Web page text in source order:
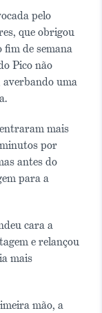
pelo
que obrigou
de semana
Pico não
uma
mais
por
antes do
para a
cara a
e relançou
mais
mão, a